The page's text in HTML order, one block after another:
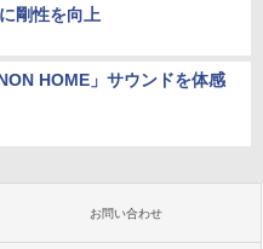
剛性を向上
HOME」サウンドを体感
お問い合わせ